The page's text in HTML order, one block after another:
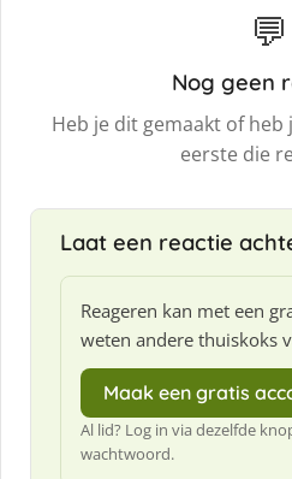
💬
Nog geen
Heb je dit gemaakt of heb
eerste die
Laat een reactie
Reageren kan met een
weten andere thuiskoks
Maak een gratis
Al lid? Log in via dezelfde
wachtwoord.